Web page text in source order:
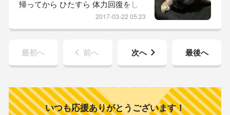
像から。 朝イチ、
帰ってから ひたすら 体力回復をし
ていた 坊っちゃん。 今朝は 4時起
やっとります。 ぶひぶひぶひぶひ
やかましわーいっ！！！ щ(ﾟﾛﾟщ) ｵ
ｰﾏｲｶﾞｰｯ!! もーちょい 寝たかった…
本日の 坊
2017-03-22 05:23
最初へ 前へ 次へ 最後へ
いつも応援ありがとうございます！